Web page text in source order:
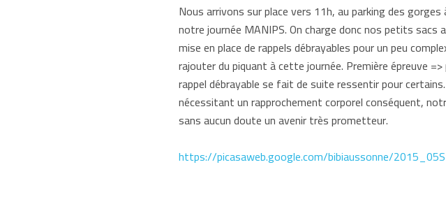
Nous arrivons sur place vers 11h, au parking des
notre journée MANIPS. On charge donc nos petits
mise en place de rappels débrayables pour un peu
rajouter du piquant à cette journée. Première épreuve
rappel débrayable se fait de suite ressentir pour
nécessitant un rapprochement corporel conséquent,
sans aucun doute un avenir très prometteur.
https://picasaweb.google.com/bibiaussonne/